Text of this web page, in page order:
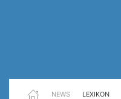
NEWS LEXIKON